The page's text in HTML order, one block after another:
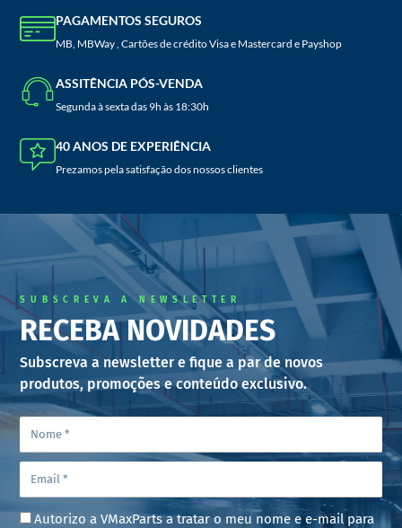
PAGAMENTOS SEGUROS
MB, MBWay , Cartões de crédito Visa e Mastercard e Payshop
ASSITÊNCIA PÓS-VENDA
Segunda à sexta das 9h às 18:30h
40 ANOS DE EXPERIÊNCIA
Prezamos pela satisfação dos nossos clientes
SUBSCREVA A NEWSLETTER
RECEBA NOVIDADES
Subscreva a newsletter e fique a par de novos
produtos, promoções e conteúdo exclusivo.
Autorizo a VMaxParts a tratar o meu nome e e-mail para